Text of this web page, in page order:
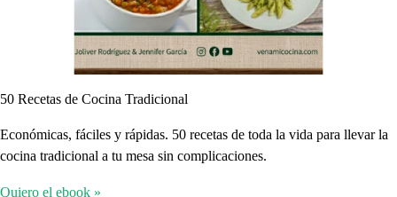
50 Recetas de Cocina Tradicional
Económicas, fáciles y rápidas. 50 recetas de toda la vida para llevar la
cocina tradicional a tu mesa sin complicaciones.
Quiero el ebook »